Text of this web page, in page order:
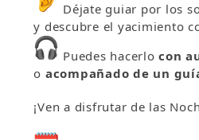
Déjate guiar por los
y descubre el yacimiento
Puedes hacerlocon
o acompañado de un
¡Ven a disfrutar de las